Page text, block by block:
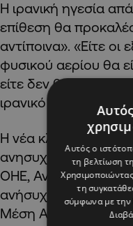
Η ιρανική ηγεσία
επίθεση θα
αντίποινα». «Είτε
φυσικού αερίου θα
είτε δεν θα είναι
ιρανικό στρατιωτικό
Η νέα κλιμάκωση
ανησυχία διεθνώς.
ΟΗΕ, Αντόνιο
ανήσυχος» για τη
Μέση Ανατολή και
Αυτός ο
τη βελτίωση
τη
σύμφωνα με την